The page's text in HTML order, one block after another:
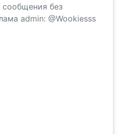
без
admin: @Wookiesss